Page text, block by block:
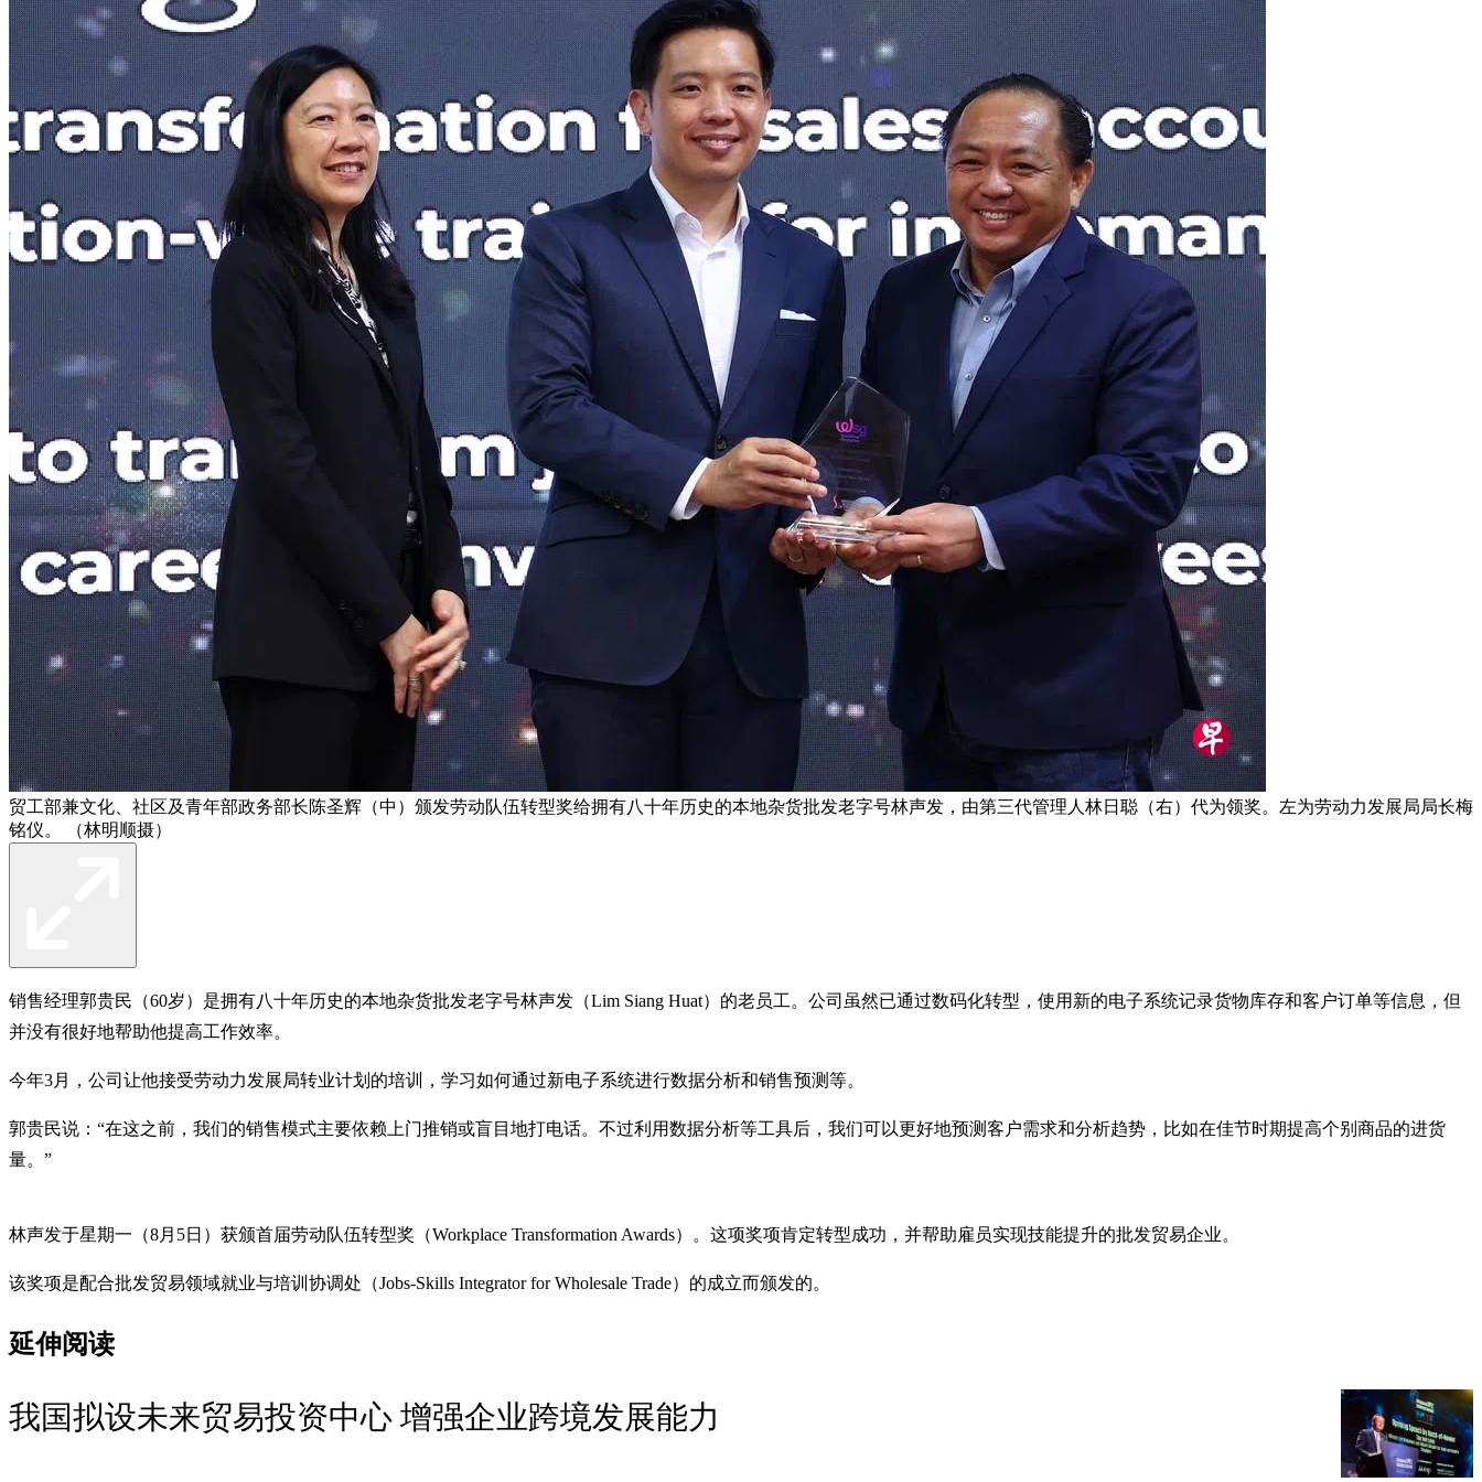
贸工部兼文化、社区及青年部政务部长陈圣辉（中）颁发劳动队伍转型奖给拥有八十年历史的本地杂货批发老字号林声发，由第三代管理人林日聪（右）代为领奖。左为劳动力发展局局长梅
铭仪。 （林明顺摄）
销售经理郭贵民（60岁）是拥有八十年历史的本地杂货批发老字号林声发（Lim Siang Huat）的老员工。公司虽然已通过数码化转型，使用新的电子系统记录货物库存和客户订单等信息，但
并没有很好地帮助他提高工作效率。
今年3月，公司让他接受劳动力发展局转业计划的培训，学习如何通过新电子系统进行数据分析和销售预测等。
郭贵民说：“在这之前，我们的销售模式主要依赖上门推销或盲目地打电话。不过利用数据分析等工具后，我们可以更好地预测客户需求和分析趋势，比如在佳节时期提高个别商品的进货
量。”
林声发于星期一（8月5日）获颁首届劳动队伍转型奖（Workplace Transformation Awards）。这项奖项肯定转型成功，并帮助雇员实现技能提升的批发贸易企业。
该奖项是配合批发贸易领域就业与培训协调处（Jobs-Skills Integrator for Wholesale Trade）的成立而颁发的。
延伸阅读
我国拟设未来贸易投资中心 增强企业跨境发展能力